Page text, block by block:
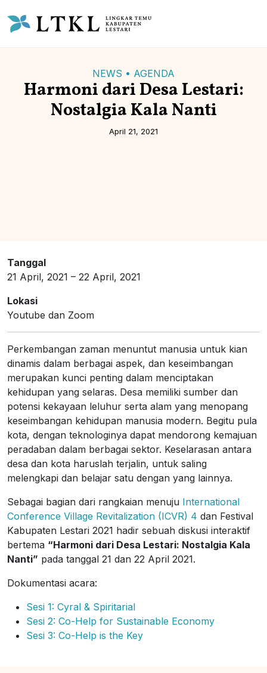
NEWS • AGENDA
Harmoni dari Desa Lestari:
Nostalgia Kala Nanti
April 21, 2021
Tanggal
21 April, 2021 – 22 April, 2021
Lokasi
Youtube dan Zoom
Perkembangan zaman menuntut manusia untuk kian
dinamis dalam berbagai aspek, dan keseimbangan
merupakan kunci penting dalam menciptakan
kehidupan yang selaras. Desa memiliki sumber dan
potensi kekayaan leluhur serta alam yang menopang
keseimbangan kehidupan manusia modern. Begitu pula
kota, dengan teknologinya dapat mendorong kemajuan
peradaban dalam berbagai sektor. Keselarasan antara
desa dan kota haruslah terjalin, untuk saling
melengkapi dan belajar satu dengan yang lainnya.
Sebagai bagian dari rangkaian menuju International
Conference Village Revitalization (ICVR) 4 dan Festival
Kabupaten Lestari 2021 hadir sebuah diskusi interaktif
bertema “Harmoni dari Desa Lestari: Nostalgia Kala
Nanti” pada tanggal 21 dan 22 April 2021.
Dokumentasi acara:
Sesi 1: Cyral & Spiritarial
Sesi 2: Co-Help for Sustainable Economy
Sesi 3: Co-Help is the Key